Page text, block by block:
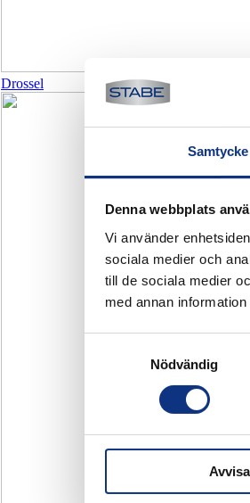
Samtycke
Denna webbplats
Vi använder
sociala medier och
till de sociala medier
med annan
Nödvändig
Avvisa
Drossel